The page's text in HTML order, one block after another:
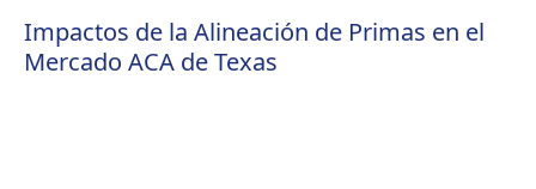
Impactos de la Alineación de Primas en el
Mercado ACA de Texas